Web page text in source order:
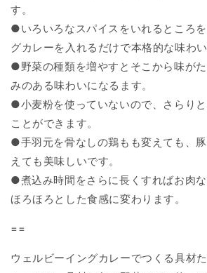
す。
●いろいろなスパイスをいれるところ
グカレーを入れるだけで本格的な味わい
●野菜の種類を増やすとそこから味が
みのある味わいになるます。
●小麦粉を使っていないので、さらり
ことができます。
●手羽元を骨なしの鶏もも変えても、
えても美味しいです。
●煮込み時間をさらに長くすればお肉
ほろほろとした食感に変わります。
==
ウェルビーイングカレーでつくる具材